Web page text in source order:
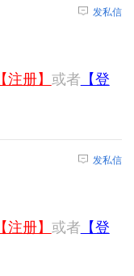
发私信
【注册】 或者 【登
发私信
【注册】 或者 【登